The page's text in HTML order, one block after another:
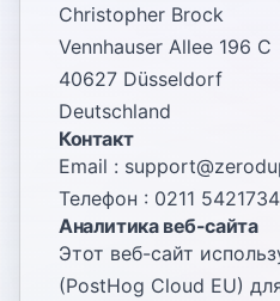
Christopher Brock
Vennhauser Allee 196 C
40627 Düsseldorf
Deutschland
Контакт
Email :
Телефон : 0211
Аналитика веб-сайта
Этот веб-сайт
(PostHog Cloud EU)